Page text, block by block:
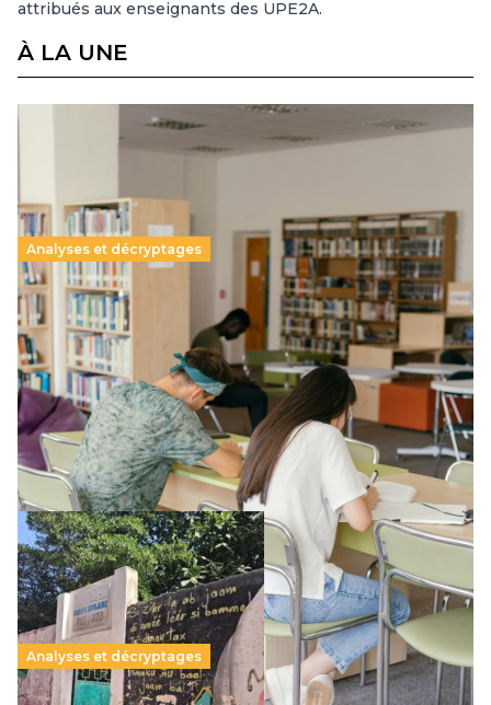
attribués aux enseignants des UPE2A.
À LA UNE
Analyses et décryptages
Supérieur privé : une dérive qui met à mal la
promesse républicaine
11 juillet 2026-
Le projet de loi sur la régulation de l’enseignement
supérieur privé met en lumière l’amplification d’un système
qui relègue l’acte pédagogique au superfétatoire, voire à…
Lire la suite →
Analyses et décryptages